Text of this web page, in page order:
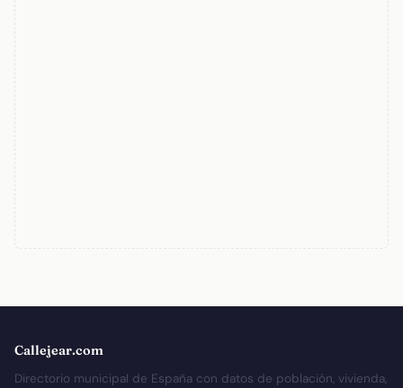
Callejear.com
Directorio municipal de España con datos de población, vivienda,